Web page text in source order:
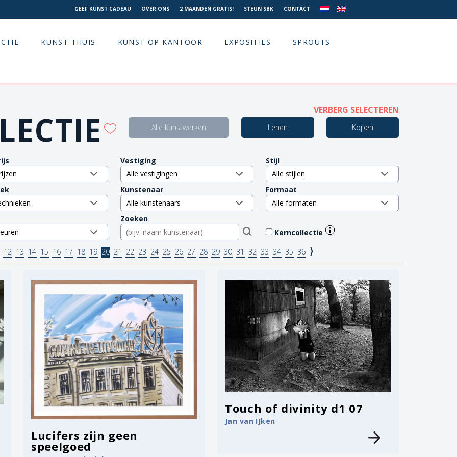
GEEF KUNST CADEAU OVER ONS 2 MAANDEN GRATIS! STEUN SBK CONTACT
KUNST THUIS KUNST OP KANTOOR EXPOSITIES SPROUTS
VERBERG SELECTEREN
Alle kunstwerken Lenen Kopen
Vestiging Stijl
Kunstenaar Formaat
Zoeken
Kerncollectie
12 13 14 15 16 17 18 19 20 21 22 23 24 25 26 27 28 29 30 31 32 33 34 35 36 ⟩
Lucifers zijn geen
speelgoed
Touch of divinity d1 07
Jan van IJken